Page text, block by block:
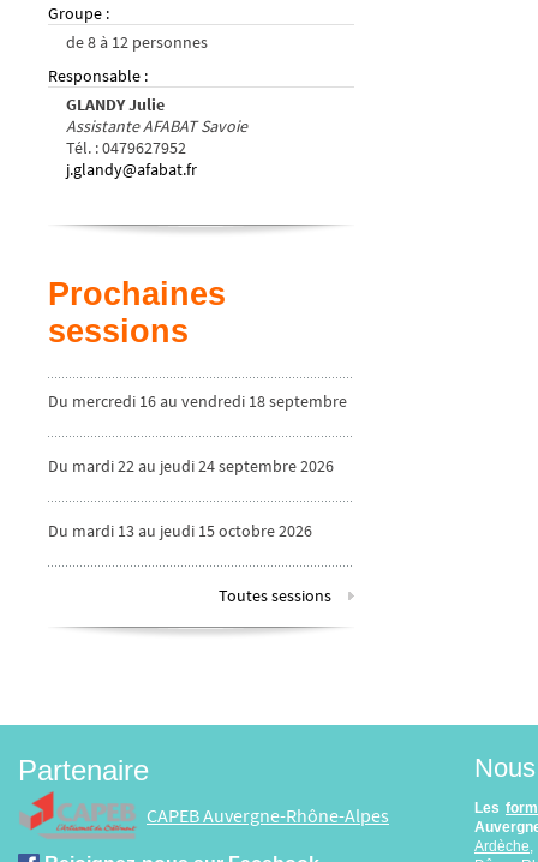
Groupe :
de8à 12 personnes
Responsable :
GLANDY Julie
Assistante AFABAT Savoie
Tél. :0479627952
j.glandy@afabat.fr
Prochaines
sessions
Du mercredi 16 au vendredi 18 septembre
Du mardi 22 au jeudi 24 septembre 2026
Du mardi 13 au jeudi 15 octobre 2026
Toutes sessions
Partenaire
CAPEB Auvergne-Rhône-Alpes Les
Ardèche